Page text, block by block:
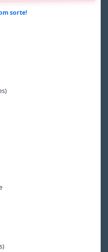
sorte!